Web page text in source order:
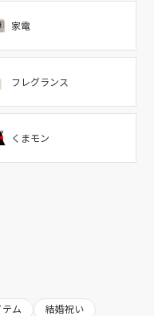
家電
フレグランス
くまモン
ム
結婚祝い